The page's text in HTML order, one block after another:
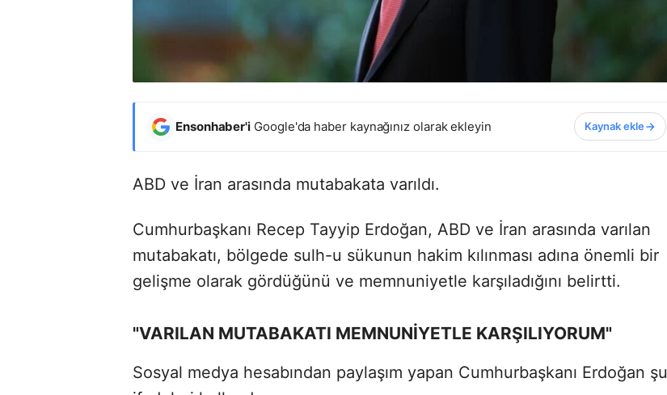
Ensonhaber'i Google'da haber kaynağınız olarak ekleyin Kaynak ekle
ABD ve İran arasında mutabakata varıldı.
Cumhurbaşkanı Recep Tayyip Erdoğan, ABD ve İran arasında varılan
mutabakatı, bölgede sulh-u sükunun hakim kılınması adına önemli bir
gelişme olarak gördüğünü ve memnuniyetle karşıladığını belirtti.
"VARILAN MUTABAKATI MEMNUNİYETLE KARŞILIYORUM"
Sosyal medya hesabından paylaşım yapan Cumhurbaşkanı Erdoğan şu